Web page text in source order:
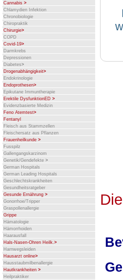
Cannabis >
Chlamydien Infektion
Chronobiologie
Chiropraktik
Chirurgie>
COPD
Covid-19>
Darmkrebs
Depressionen
Diabetes>
Drogenabhängigkeit>
Endokrinologie
Endoprothesen>
Epikutane Immuntherapie
Erektile DysfunktionED >
Evidenzbasierte Medizin
Feno Atemtest>
Fentanyl
Fleisch aus Stammzellen
Fleischersatz aus Pflanzen
Frauenheilkunde >
Fusspilz
Gallengangskarzinom
Genetik/Gendefekte >
German Hospitals
German Leading Hospitals
Geschlechtskrankheiten
Gesundheitsratgeber
Gesunde Ernährung >
Gonorrhoe/Tripper
Graspollenallergie
Grippe
Hämatologie
Hämorrhoiden
Haarausfall
Hals-Nasen-Ohren Heilk.>
Harnwegsleiden
Hausarzt online>
Hausstaubmilbenallergie
Hautkrankheiten >
Heilpraktiker